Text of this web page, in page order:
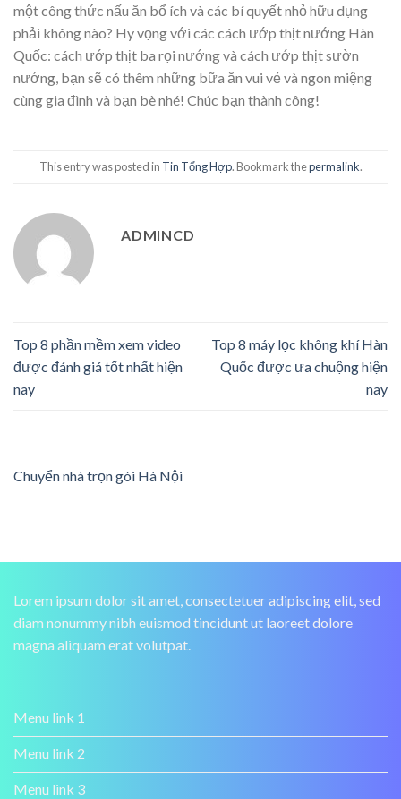
một công thức nấu ăn bổ ích và các bí quyết nhỏ hữu dụng
phải không nào? Hy vọng với các cách ướp thịt nướng Hàn
Quốc: cách ướp thịt ba rọi nướng và cách ướp thịt sườn
nướng, bạn sẽ có thêm những bữa ăn vui vẻ và ngon miệng
cùng gia đình và bạn bè nhé! Chúc bạn thành công!
This entry was posted in Tin Tổng Hợp. Bookmark thepermalink.
ADMINCD
Top 8 phần mềm xem video
được đánh giá tốt nhất hiện
nay
Top 8 máy lọc không khí Hàn
Quốc được ưa chuộng hiện
nay
Chuyển nhà trọn gói Hà Nội
Lorem ipsum dolor sit amet, consectetuer adipiscing elit, sed
diam nonummy nibh euismod tincidunt ut laoreet dolore
magna aliquam erat volutpat.
Menu link 1
Menu link 2
Menu link 3